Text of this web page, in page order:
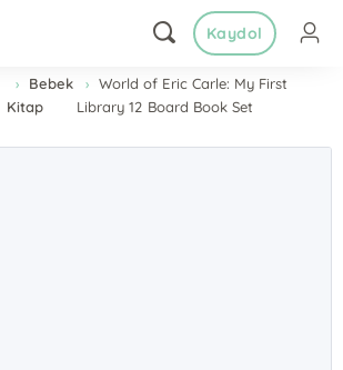
Kaydol
Bebek
Kitap
World of Eric Carle: My First
Library 12 Board Book Set